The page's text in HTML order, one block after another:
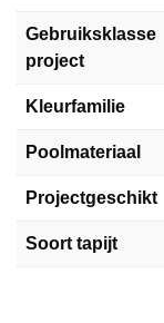
Gebruiksklasse
project
Kleurfamilie
Poolmateriaal
Projectgeschikt
Soort tapijt